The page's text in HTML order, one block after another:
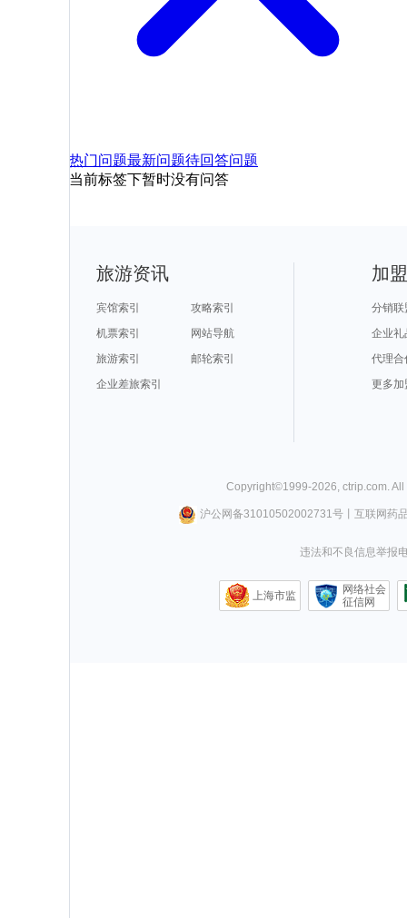
热门问题最新问题待回答问题
当前标签下暂时没有问答
旅游资讯
宾馆索引
攻略索引
机票索引
网站导航
旅游索引
邮轮索引
企业差旅索引
加
分销联
企业礼
代理合
更多加
Copyright©1999-2026, ctrip.com.
沪公网备31010502002731号丨 互联网药
违法和不良信息举报
上海市监
网络社会
征信网